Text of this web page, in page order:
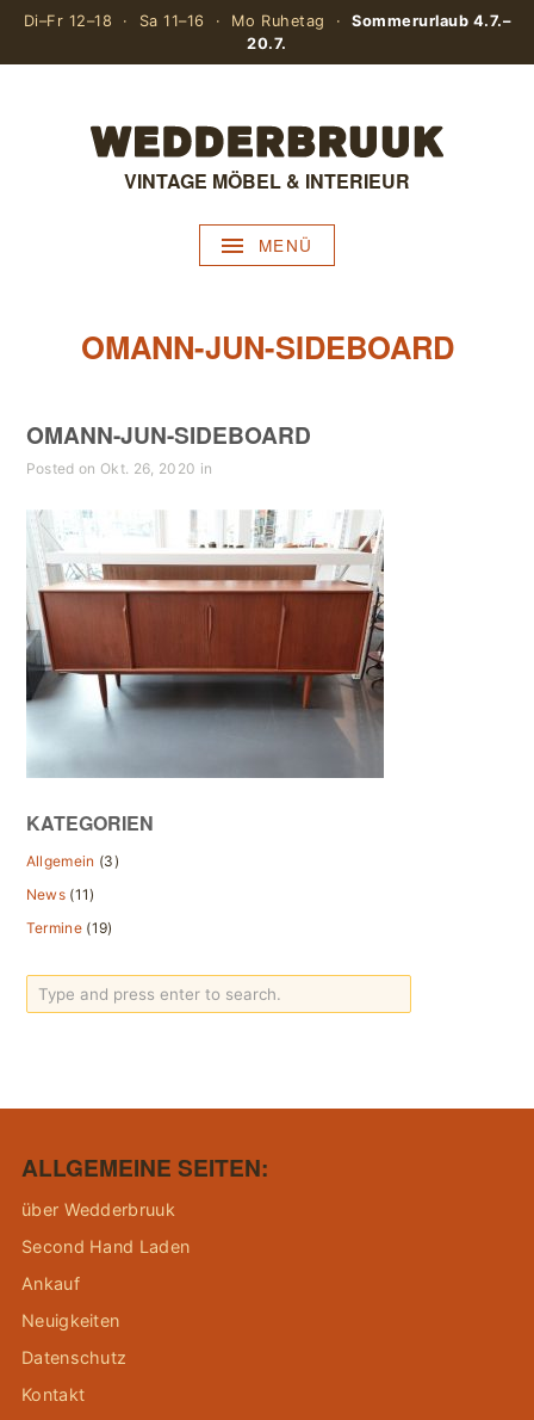
Di–Fr 12–18 · Sa 11–16 · Mo Ruhetag ·Sommerurlaub 4.7.–
20.7.
VINTAGE MÖBEL & INTERIEUR
MENÜ
OMANN-JUN-SIDEBOARD
OMANN-JUN-SIDEBOARD
Posted on Okt. 26, 2020 in
KATEGORIEN
Allgemein (3)
News (11)
Termine (19)
ALLGEMEINE SEITEN:
über Wedderbruuk
Second Hand Laden
Ankauf
Neuigkeiten
Datenschutz
Kontakt